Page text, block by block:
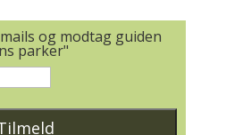
og modtag guiden
parker"